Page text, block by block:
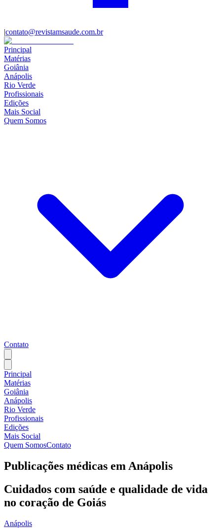
|contato@revistamsaude.com.br
Principal
Matérias
Goiânia
Anápolis
Rio Verde
Profissionais
Edições
Mais Social
Quem Somos
Contato
Principal
Matérias
Goiânia
Anápolis
Rio Verde
Profissionais
Edições
Mais Social
Quem SomosContato
Publicações médicas em Anápolis
Cuidados com saúde e qualidade de vida
no coração de Goiás
Anápolis